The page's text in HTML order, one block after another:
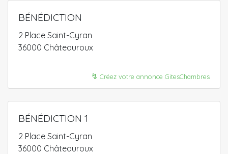
BÉNÉDICTION
2 Place Saint-Cyran
36000 Châteauroux
↯ Créez votre annonce GitesChambres
BÉNÉDICTION 1
2 Place Saint-Cyran
36000 Châteauroux